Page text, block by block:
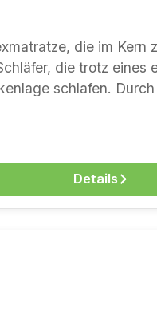
die im
die trotz
schlafen.
durch 100 %
bzw.Details